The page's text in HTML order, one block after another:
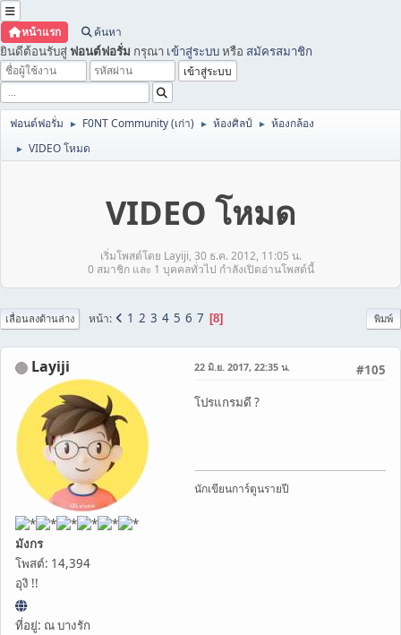
หน้าแรก ค้นหา
ยินดีต้อนรับสู่ ฟอนต์ฟอรั่ม กรุณา เข้าสู่ระบบหรือ สมัครสมาชิก
ฟอนต์ฟอรั่ม ► F0NT Community (เก่า) ► ห้องศิลป์ ► ห้องกล้อง
► VIDEO โหมด
VIDEO โหมด
เริ่มโพสต์โดย Layiji, 30 ธ.ค. 2012, 11:05 น.
0 สมาชิก และ 1 บุคคลทั่วไป กำลังเปิดอ่านโพสต์นี้
พิมพ์
เลื่อนลงด้านล่าง หน้า 1 2 3 4 5 6 7 8
Layiji
มังกร
โพสต์: 14,394
อุงิ !!
ที่อยู่: ณ บางรัก
#105
22 มิ.ย. 2017, 22:35 น.
โปรแกรมดี ?
นักเขียนการ์ตูนรายปี